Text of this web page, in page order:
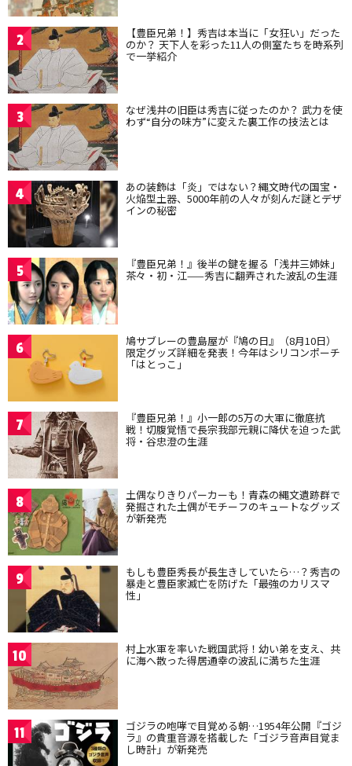
2 【豊臣兄弟！】秀吉は本当に「女狂い」だった
のか？ 天下人を彩った11人の側室たちを時系列
で一挙紹介
3 なぜ浅井の旧臣は秀吉に従ったのか？ 武力を使
わず“自分の味方”に変えた裏工作の技法とは
4 あの装飾は「炎」ではない？縄文時代の国宝・
火焔型土器、5000年前の人々が刻んだ謎とデザ
インの秘密
5 『豊臣兄弟！』後半の鍵を握る「浅井三姉妹」
茶々・初・江——秀吉に翻弄された波乱の生涯
6 鳩サブレーの豊島屋が『鳩の日』（8月10日）
限定グッズ詳細を発表！今年はシリコンポーチ
「はとっこ」
7 『豊臣兄弟！』小一郎の5万の大軍に徹底抗
戦！切腹覚悟で長宗我部元親に降伏を迫った武
将・谷忠澄の生涯
8 土偶なりきりパーカーも！青森の縄文遺跡群で
発掘された土偶がモチーフのキュートなグッズ
が新発売
9 もしも豊臣秀長が長生きしていたら…？秀吉の
暴走と豊臣家滅亡を防げた「最強のカリスマ
性」
10 村上水軍を率いた戦国武将！幼い弟を支え、共
に海へ散った得居通幸の波乱に満ちた生涯
11 ゴジラの咆哮で目覚める朝…1954年公開『ゴジ
ラ』の貴重音源を搭載した「ゴジラ音声目覚ま
し時計」が新発売